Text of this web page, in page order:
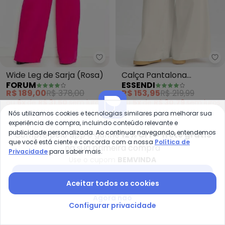
Forum - Wide Leg de Sarja
Wide Leg de Sarja (Rosa)
FORUM
R$ 189,00R$ 378,00
ou6xdeR$ 31,50semjuros
Calça Pantalona
Feminina Sarjada
(Natural)
ESSENDI
R$ 153,95R$ 219,99
ou5xdeR$ 30,79semjuros
-20%
Compre pelo app e ganhe12% OFF + frete grátis
na sua primeira compra
Nós utilizamos cookies e tecnologias similares para melhorar sua
experiência de compra, incluindo conteúdo relevante e
publicidade personalizada. Ao continuar navegando, entendemos
que você está ciente e concorda com a nossa Política de
Privacidadepara saber mais.
Aceitar todos os cookies
Configurar privacidade